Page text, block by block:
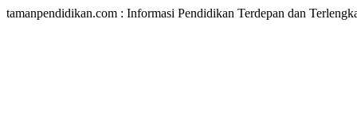
tamanpendidikan.com : Informasi Pendidikan Terdepan dan